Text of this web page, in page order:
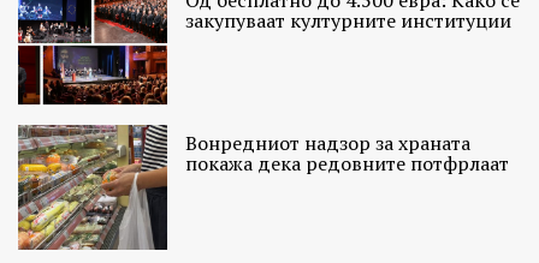
закупуваат културните институции
Вонредниот надзор за храната
покажа дека редовните потфрлаат